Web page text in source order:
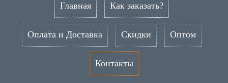
Главная Как заказать?
Оплата и Доставка Скидки Оптом
Контакты